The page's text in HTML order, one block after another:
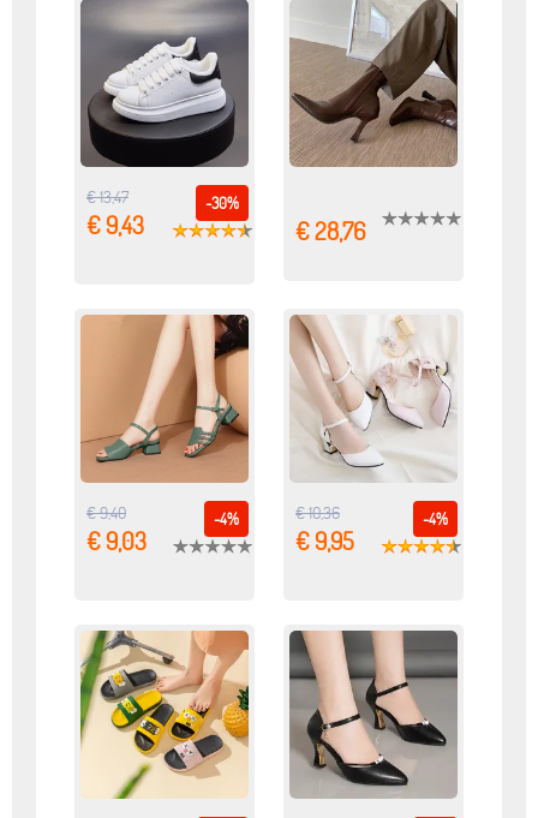
-30%
€ 13,47
€ 9,43 € 28,76
-4%
€ 9,40
€ 9,03
-4%
€ 10,36
€ 9,95